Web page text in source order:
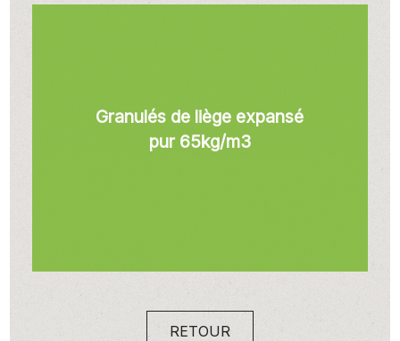
Granulés de liège expansé
pur 65kg/m3
RETOUR